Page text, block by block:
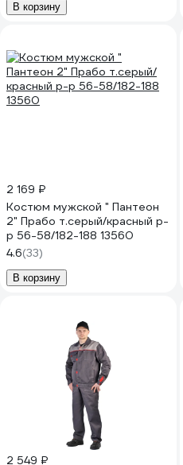
В корзину
2 169 ₽
Костюм мужской " Пантеон
2" Прабо т.серый/красный р-
р 56-58/182-188 13560
4.6(33)
В корзину
2 549 ₽